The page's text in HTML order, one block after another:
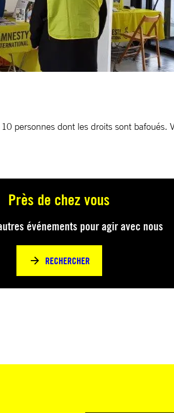
personnes dont les droits sont bafoués.
Près de chez vous
événements pour agir avec nous
RECHERCHER